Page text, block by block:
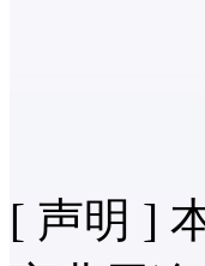
[ 声明 ]